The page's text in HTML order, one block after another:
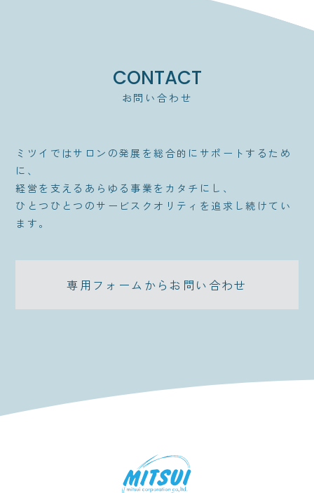
CONTACT
お問い合わせ
ミツイではサロンの発展を総合的にサポートするため
に、
経営を支えるあらゆる事業をカタチにし、
ひとつひとつのサービスクオリティを追求し続けてい
ます。
専用フォームからお問い合わせ